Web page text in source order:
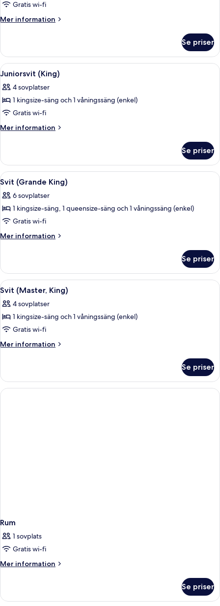
Rum
(Spacious,
w/o
window)
Gratis wi-fi
Mer information
Mer
(Spacious,
King,
Bunkbed,
window)
Se priser
Öppna
alla
foton
för
Juniorsvit
(King)
Ett modernt hotellrum med ett stort
6
Juniorsvit (King)
4 sovplatser
1 kingsize-säng och 1 våningssäng (enkel)
Gratis wi-fi
Mer information
Mer
(King)
Se priser
Öppna
alla
foton
för
Svit
(Grande
Ett modernt hotellrum med en
6
Svit (Grande King)
6 sovplatser
1 kingsize-säng, 1 queensize-säng och 1 våningssäng (enkel)
Gratis wi-fi
Mer information
Mer
(Grande
King)
Se priser
Öppna
alla
foton
för
Svit
(Master,
Ett modernt vardagsrum med ett
5
Svit (Master, King)
4 sovplatser
1 kingsize-säng och 1 våningssäng (enkel)
Gratis wi-fi
Mer information
Mer
(Master,
King)
Se priser
Rum
1 sovplats
Gratis wi-fi
Mer information
Mer
Se priser